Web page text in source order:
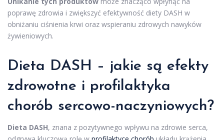
poprawę zdrowia i zwiększyć efektywność diety DASH w
obniżaniu ciśnienia krwi oraz wspieraniu zdrowych nawyków
żywieniowych.
Dieta DASH – jakie są efekty
zdrowotne i profilaktyka
chorób sercowo-naczyniowych?
Dieta DASH, znana z pozytywnego wpływu na zdrowie serca,